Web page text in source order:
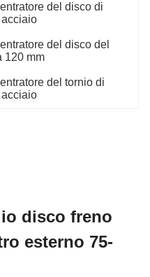
del disco di
del disco del
120 mm
del tornio di
disco freno
esterno 75-